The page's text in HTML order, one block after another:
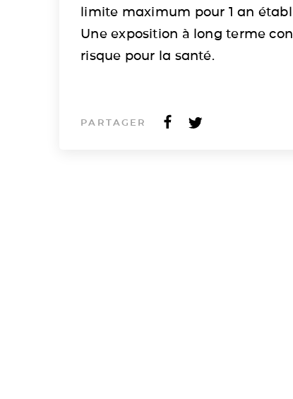
limite maximum pour 1 an
Une exposition à long terme
risque pour la santé.
PARTAGER